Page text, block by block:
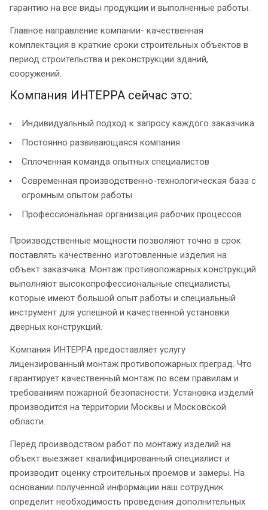
гарантию на все виды продукции и выполненные работы.
Главное направление компании- качественная
комплектация в краткие сроки строительных объектов в
период строительства и реконструкции зданий,
сооружений.
Компания ИНТЕРРА сейчас это:
Индивидуальный подход к запросу каждого заказчика
Постоянно развивающаяся компания
Сплоченная команда опытных специалистов
Современная производственно-технологическая база с
огромным опытом работы
Профессиональная организация рабочих процессов
Производственные мощности позволяют точно в срок
поставлять качественно изготовленные изделия на
объект заказчика. Монтаж противопожарных конструкций
выполняют высокопрофессиональные специалисты,
которые имеют большой опыт работы и специальный
инструмент для успешной и качественной установки
дверных конструкций.
Компания ИНТЕРРА предоставляет услугу
лицензированный монтаж противопожарных преград. Что
гарантирует качественный монтаж по всем правилам и
требованиям пожарной безопасности. Установка изделий
производится на территории Москвы и Московской
области.
Перед производством работ по монтажу изделий на
объект выезжает квалифицированный специалист и
производит оценку строительных проемов и замеры. На
основании полученной информации наш сотрудник
определит необходимость проведения дополнительных